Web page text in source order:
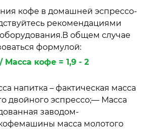
кофе в домашней эспрессо-
рекомендациями
общем случае
формулой:
Масса кофе = 1,9 - 2
напитка – фактическая масса
двойного эспрессо;— Масса
заводом-
масса молотого